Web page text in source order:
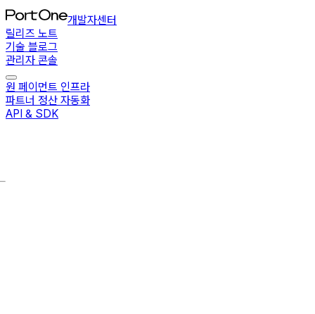
개발자센터
릴리즈 노트
기술 블로그
관리자 콘솔
원 페이먼트 인프라
파트너 정산 자동화
API & SDK